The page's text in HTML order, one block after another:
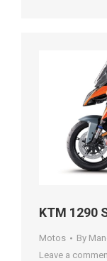
KTM 1290
Motos By
Leave a